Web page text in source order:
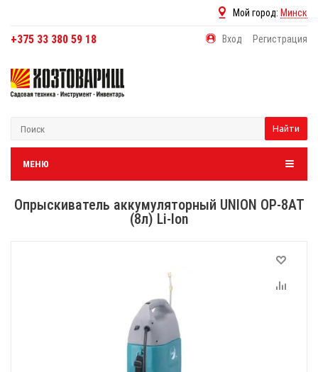
Мой город: Минск
+375 33 380 59 18 Вход Регистрация
Найти
МЕНЮ
Опрыскиватель аккумуляторный UNION ОР-8АТ
(8л) Li-Ion